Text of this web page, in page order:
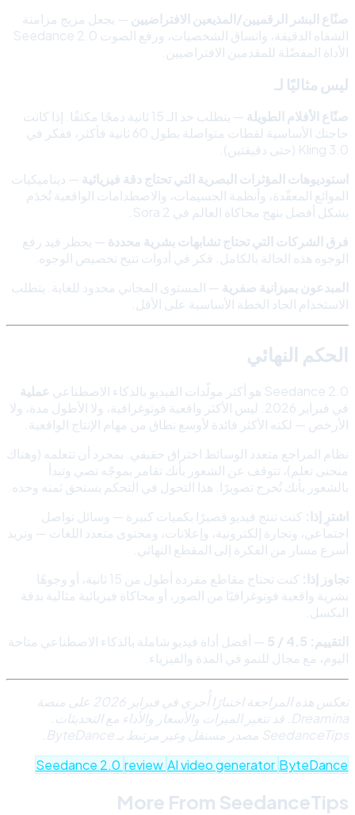
صنّاع البشر الرقميين/المذيعين الافتراضيين— يجعل مزيج مزامنة
الشفاه الدقيقة، واتساق الشخصيات، ورفع الصوت Seedance 2.0
الأداة المفضّلة للمقدمين الافتراضيين.
ليس مثاليًا لـ
صنّاع الأفلام الطويلة
— يتطلب حد الـ 15 ثانية دمجًا مكثفًا. إذا كانت
حاجتك الأساسية لقطات متواصلة بطول 60 ثانية فأكثر، ففكر في
Kling 3.0 (حتى دقيقتين).
استوديوهات المؤثرات البصرية التي تحتاج دقة فيزيائية— ديناميكيات
الموائع المعقّدة، وأنظمة الجسيمات، والاصطدامات الواقعية تُخدَم
بشكل أفضل بنهج محاكاة العالم في Sora 2.
فرق الشركات التي تحتاج تشابهات بشرية محددة— يحظر قيد رفع
الوجوه هذه الحالة بالكامل. فكر في أدوات تتيح تخصيص الوجوه.
المبدعون بميزانية صفرية— المستوى المجاني محدود للغاية. يتطلب
الاستخدام الجاد الخطة الأساسية على الأقل.
الحكم النهائي
Seedance 2.0 هو أكثر مولّدات الفيديو بالذكاء الاصطناعي
عملية
في فبراير 2026. ليس الأكثر واقعية فوتوغرافية، ولا الأطول مدة، ولا
الأرخص — لكنه الأكثر فائدة لأوسع نطاق من مهام الإنتاج الواقعية.
نظام المراجع متعدد الوسائط اختراق حقيقي. بمجرد أن تتعلمه (وهناك
منحنى تعلم)، تتوقف عن الشعور بأنك تقامر بموجّه نصي وتبدأ
بالشعور بأنك تُخرج تصويرًا. هذا التحول في التحكم يستحق ثمنه وحده.
اشترِ إذا:كنت تنتج فيديو قصيرًا بكميات كبيرة — وسائل تواصل
اجتماعي، وتجارة إلكترونية، وإعلانات، ومحتوى متعدد اللغات — وتريد
أسرع مسار من الفكرة إلى المقطع النهائي.
تجاوز إذا:
كنت تحتاج مقاطع مفردة أطول من 15 ثانية، أو وجوهًا
بشرية واقعية فوتوغرافيًا من الصور، أو محاكاة فيزيائية مثالية بدقة
البكسل.
التقييم: 4.5 / 5
— أفضل أداة فيديو شاملة بالذكاء الاصطناعي متاحة
اليوم، مع مجال للنمو في المدة والفيزياء.
تعكس هذه المراجعة اختبارًا أُجري في فبراير 2026 على منصة
Dreamina. قد تتغير الميزات والأسعار والأداء مع التحديثات.
SeedanceTips مصدر مستقل وغير مرتبط بـ ByteDance.
Seedance 2.0reviewAI video generatorByteDance
More From SeedanceTips